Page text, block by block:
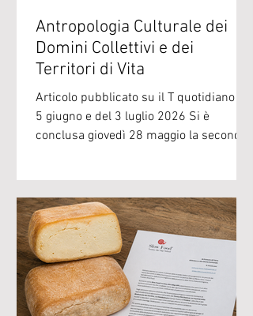
Antropologia Culturale dei
Domini Collettivi e dei
Territori di Vita
Articolo pubblicato su il T quotidiano del
5 giugno e del 3 luglio 2026 Si è
conclusa giovedì 28 maggio la seconda
ha sostenuto presso il Dipartimento di
sociologia e ricerca sociale
dell’Università di Trento. Un percorso
che ha tessuto numerose relazioni tra i
sistemi del cibo buono, pulito e giusto e
i Domini Collettivi, individuando